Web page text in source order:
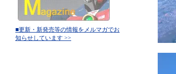
■更新・新発売等の情報をメルマガでお
知らせしています >>